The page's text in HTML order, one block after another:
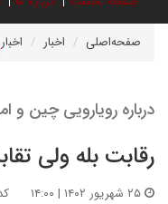
صفحه‌اصلی اخبار
درباره رویارویی چین و
رقابت بله ولی
کد :